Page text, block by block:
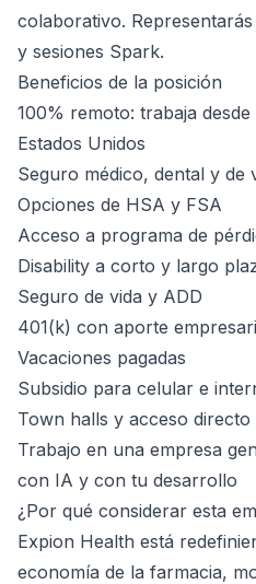
colaborativo.
y sesiones Spark.
Beneficios de la posición
100% remoto: trabaja
Estados Unidos
Seguro médico, dental y de
Opciones de HSA y FSA
Acceso a programa de
Disability a corto y largo
Seguro de vida y ADD
401(k) con aporte
Vacaciones pagadas
Subsidio para celular e
Town halls y acceso
Trabajo en una empresa
con IA y con tu desarrollo
¿Por qué considerar esta
Expion Health está
economía de la farmacia,